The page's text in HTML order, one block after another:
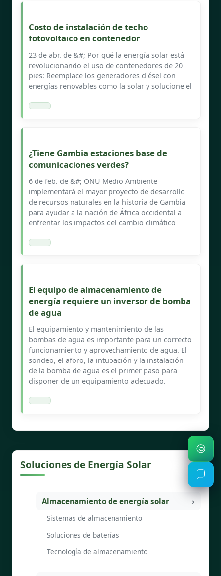
Costo de instalación de techo
fotovoltaico en contenedor
23 de abr. de &#; Por qué la energía solar está
revolucionando el uso de contenedores de 20
pies: Reemplace los generadores diésel con
energías renovables como la solar y solucione el
¿Tiene Gambia estaciones base de
comunicaciones verdes?
6 de feb. de &#; ONU Medio Ambiente
implementará el mayor proyecto de desarrollo
de recursos naturales en la historia de Gambia
para ayudar a la nación de África occidental a
enfrentar los impactos del cambio climático
El equipo de almacenamiento de
energía requiere un inversor de bomba
de agua
El equipamiento y mantenimiento de las
bombas de agua es importante para un correcto
funcionamiento y aprovechamiento de agua. El
sondeo, el aforo, la intubación y la instalación
de la bomba de agua es el primer paso para
disponer de un equipamiento adecuado.
Soluciones de Energía Solar
Almacenamiento de energía solar
Sistemas de almacenamiento
Soluciones de baterías
Tecnología de almacenamiento